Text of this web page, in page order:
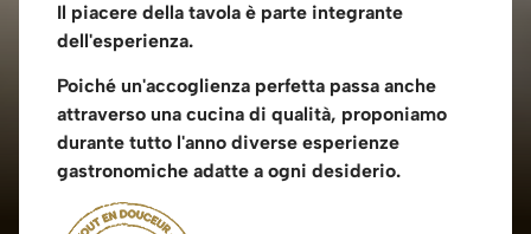
Il piacere della tavola è parte integrante
dell'esperienza.
Poiché un'accoglienza perfetta passa anche
attraverso una cucina di qualità, proponiamo
durante tutto l'anno diverse esperienze
gastronomiche adatte a ogni desiderio.